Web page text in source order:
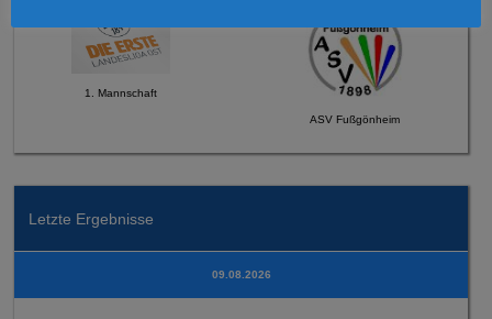
1. Mannschaft
ASV Fußgönheim
Letzte Ergebnisse
09.08.2026